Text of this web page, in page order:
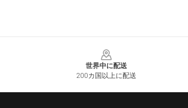
世界中に配送
200カ国以上に配送